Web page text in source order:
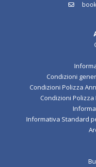
Condizioni
Condizioni Polizza
Condizioni
Informativa Standard